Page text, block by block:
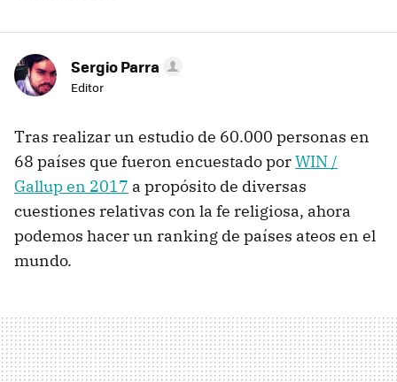
Sergio Parra
Editor
Tras realizar un estudio de 60.000 personas en
68 países que fueron encuestado porWIN /
Gallup en 2017 a propósito de diversas
cuestiones relativas con la fe religiosa, ahora
podemos hacer un ranking de países ateos en el
mundo.